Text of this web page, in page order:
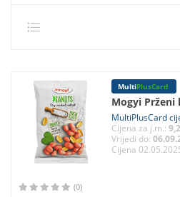
MultiPlusCard
Mogyi
MultiPlusCard
Cijena za j.m.:
Vrijedi do:
Cijena
(0)